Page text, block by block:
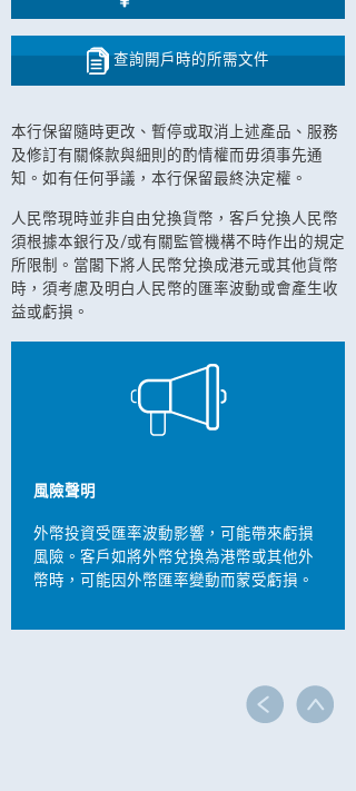
查詢開戶時的所需文件
本行保留隨時更改、暫停或取消上述產品、服務
及修訂有關條款與細則的酌情權而毋須事先通
知。如有任何爭議，本行保留最終決定權。
人民幣現時並非自由兌換貨幣，客戶兌換人民幣
須根據本銀行及/或有關監管機構不時作出的規定
所限制。當閣下將人民幣兌換成港元或其他貨幣
時，須考慮及明白人民幣的匯率波動或會產生收
益或虧損。
風險聲明
外幣投資受匯率波動影響，可能帶來虧損
風險。客戶如將外幣兌換為港幣或其他外
幣時，可能因外幣匯率變動而蒙受虧損。